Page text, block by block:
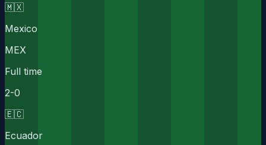
🇲🇽
Mexico
MEX
Full time
2-0
🇪🇨
Ecuador